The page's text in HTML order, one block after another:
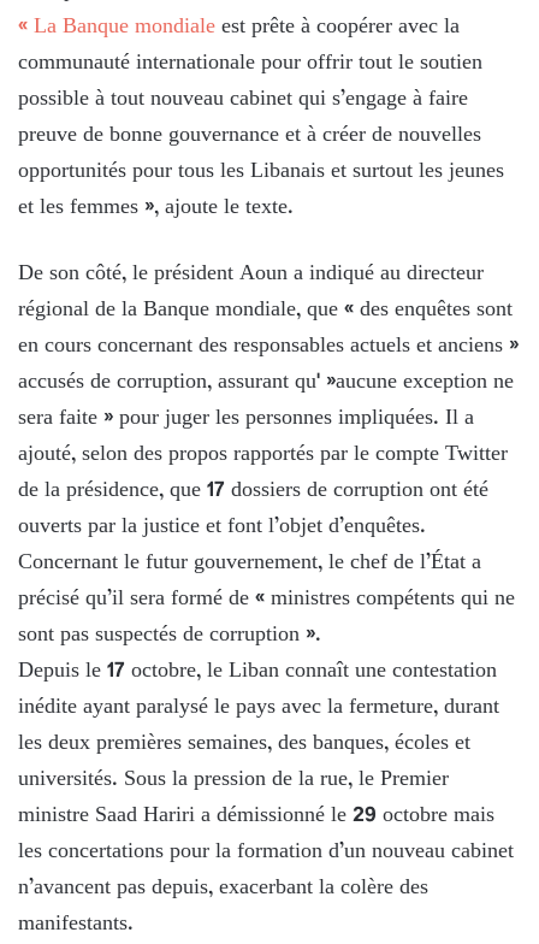
« La Banque mondialeest prête à coopérer avec la
communauté internationale pour offrir tout le soutien
possible à tout nouveau cabinet qui s’engage à faire
preuve de bonne gouvernance et à créer de nouvelles
opportunités pour tous les Libanais et surtout les jeunes
et les femmes », ajoute le texte.
De son côté, le président Aoun a indiqué au directeur
régional de la Banque mondiale, que « des enquêtes sont
en cours concernant des responsables actuels et anciens »
accusés de corruption, assurant qu' »aucune exception ne
sera faite » pour juger les personnes impliquées. Il a
ajouté, selon des propos rapportés par le compte Twitter
de la présidence, que 17 dossiers de corruption ont été
ouverts par la justice et font l’objet d’enquêtes.
Concernant le futur gouvernement, le chef de l’État a
précisé qu’il sera formé de « ministres compétents qui ne
sont pas suspectés de corruption ».
Depuis le 17 octobre, le Liban connaît une contestation
inédite ayant paralysé le pays avec la fermeture, durant
les deux premières semaines, des banques, écoles et
universités. Sous la pression de la rue, le Premier
ministre Saad Hariri a démissionné le 29 octobre mais
les concertations pour la formation d’un nouveau cabinet
n’avancent pas depuis, exacerbant la colère des
manifestants.